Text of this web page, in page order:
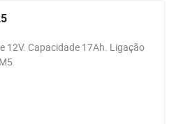
12V. Capacidade 17Ah. Ligação